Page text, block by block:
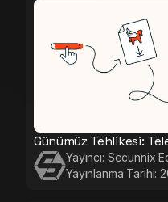
Günümüz Tehlikesi:
Yayıncı: Secunnix
Yayınlanma Tarihi: